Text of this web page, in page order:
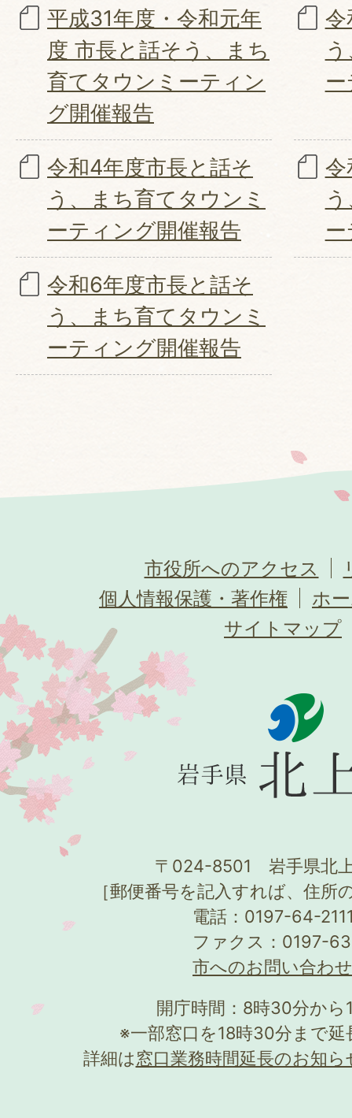
平成31年度・令和元年
度 市長と話そう、まち
育てタウンミーティン
グ開催報告
令
令和4年度市長と話そ
う、まち育てタウンミ
ーティング開催報告
令
令和6年度市長と話そ
う、まち育てタウンミ
ーティング開催報告
市役所へのアクセス
個人情報保護・著作権
ホ
サイトマップ
〒024-8501 岩手県北
［郵便番号を記入すれば、住所
電話：0197-64-
ファクス：0197-
市へのお問い合わ
開庁時間：8時30分か
※一部窓口を18時30分まで
詳細は窓口業務時間延長のお知ら